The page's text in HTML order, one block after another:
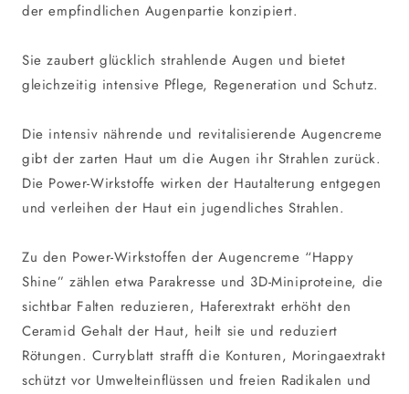
der empfindlichen Augenpartie konzipiert.
Sie zaubert glücklich strahlende Augen und bietet
gleichzeitig intensive Pflege, Regeneration und Schutz.
Die intensiv nährende und revitalisierende Augencreme
gibt der zarten Haut um die Augen ihr Strahlen zurück.
Die Power-Wirkstoffe wirken der Hautalterung entgegen
und verleihen der Haut ein jugendliches Strahlen.
Zu den Power-Wirkstoffen der Augencreme “Happy
Shine” zählen etwa Parakresse und 3D-Miniproteine, die
sichtbar Falten reduzieren, Haferextrakt erhöht den
Ceramid Gehalt der Haut, heilt sie und reduziert
Rötungen. Curryblatt strafft die Konturen, Moringaextrakt
schützt vor Umwelteinflüssen und freien Radikalen und